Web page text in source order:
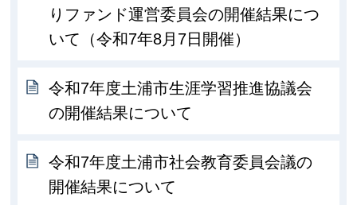
りファンド運営委員会の開催結果につ
いて（令和7年8月7日開催）
令和7年度土浦市生涯学習推進協議会
の開催結果について
令和7年度土浦市社会教育委員会議の
開催結果について